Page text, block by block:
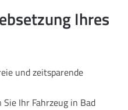
Ihres
und zeitsparende
Ihr Fahrzeug in Bad